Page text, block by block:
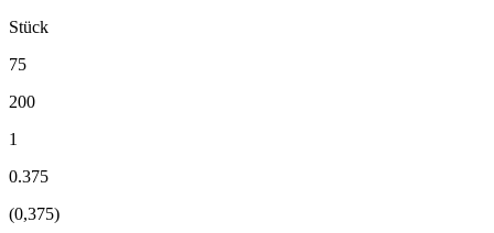
Stück
75
200
1
0.375
(0,375)